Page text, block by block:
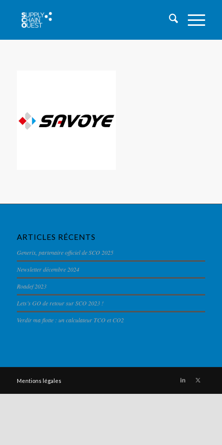
ARTICLES RÉCENTS
Generix, partenaire officiel de SCO 2025
Newsletter décembre 2024
Roadef 2023
Lets’s GO de retour sur SCO 2023 !
Verdir ma flotte : un calculateur TCO et CO2
Mentions légales